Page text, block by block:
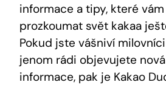
informace‍ a tipy, které
prozkoumat svět ⁣kakaa
Pokud​ jste vášniví
jenom‍ rádi objevujete⁤
informace,‌ pak je Kakao